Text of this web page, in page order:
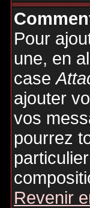
Pour
une, en
case
ajouter
vos
pourrez
Revenir